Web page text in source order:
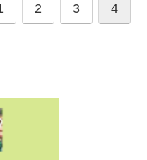
2 3 4